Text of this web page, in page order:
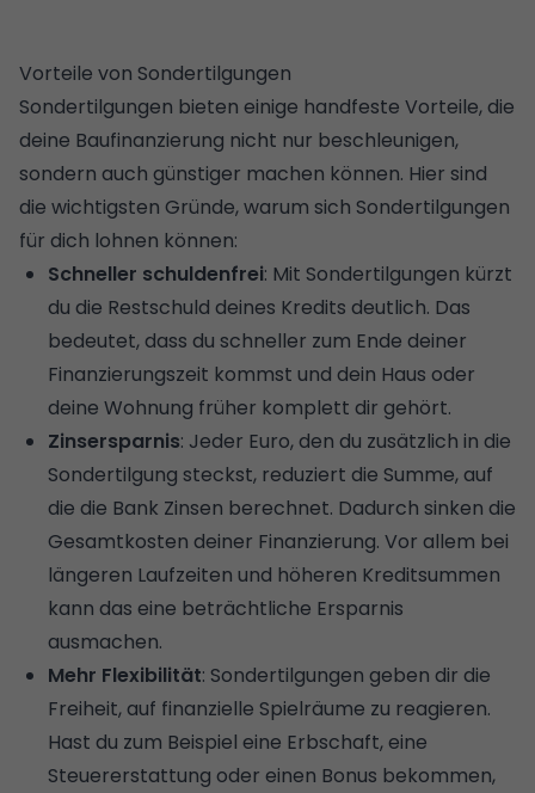
Vorteile von Sondertilgungen
Sondertilgungen bieten einige handfeste Vorteile, die
deine Baufinanzierung nicht nur beschleunigen,
sondern auch günstiger machen können. Hier sind
die wichtigsten Gründe, warum sich Sondertilgungen
für dich lohnen können:
Schneller schuldenfrei: Mit Sondertilgungen kürzt
du die Restschuld deines Kredits deutlich. Das
bedeutet, dass du schneller zum Ende deiner
Finanzierungszeit kommst und dein Haus oder
deine Wohnung früher komplett dir gehört.
Zinsersparnis: Jeder Euro, den du zusätzlich in die
Sondertilgung steckst, reduziert die Summe, auf
die die Bank Zinsen berechnet. Dadurch sinken die
Gesamtkosten deiner Finanzierung. Vor allem bei
längeren Laufzeiten und höheren Kreditsummen
kann das eine beträchtliche Ersparnis
ausmachen.
Mehr Flexibilität: Sondertilgungen geben dir die
Freiheit, auf finanzielle Spielräume zu reagieren.
Hast du zum Beispiel eine Erbschaft, eine
Steuererstattung oder einen Bonus bekommen,